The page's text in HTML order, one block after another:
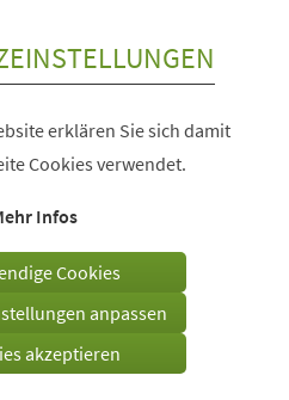
erklären Sie sich damit
Cookies verwendet.
Infos
Cookies
anpassen
akzeptieren